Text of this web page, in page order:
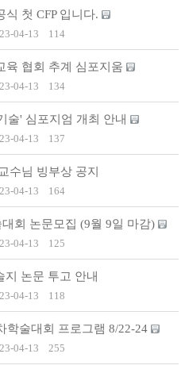
식 첫 CFP 입니다.
04-13 114
육 협회 추계 심포지움
04-13 134
술' 심포지엄 개최 안내
04-13 137
수님 빙부상 공지
04-13 164
회 논문모집 (9월 9일 마감)
04-13 125
지 논문 투고 안내
04-13 118
학술대회 프로그램 8/22-24
04-13 255